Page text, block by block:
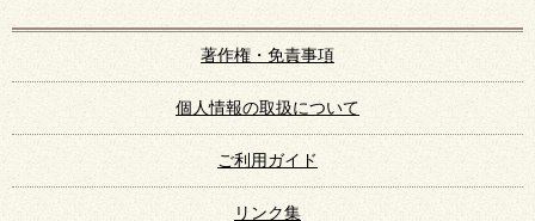
著作権・免責事項
個人情報の取扱について
ご利用ガイド
リンク集